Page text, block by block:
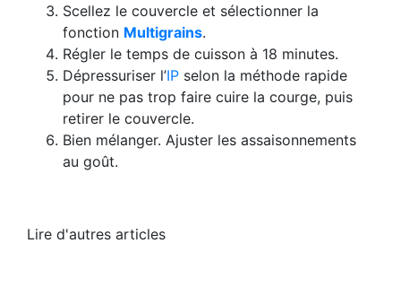
Scellez le couvercle et sélectionner la
fonction Multigrains.
Régler le temps de cuisson à 18 minutes.
Dépressuriser l’IP selon la méthode rapide
pour ne pas trop faire cuire la courge, puis
retirer le couvercle.
Bien mélanger. Ajuster les assaisonnements
au goût.
Lire d'autres articles